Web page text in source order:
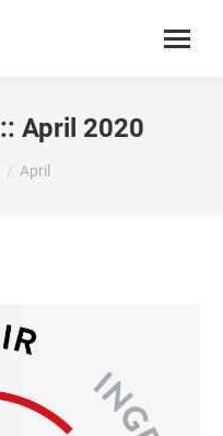
April 2020
hier:
April